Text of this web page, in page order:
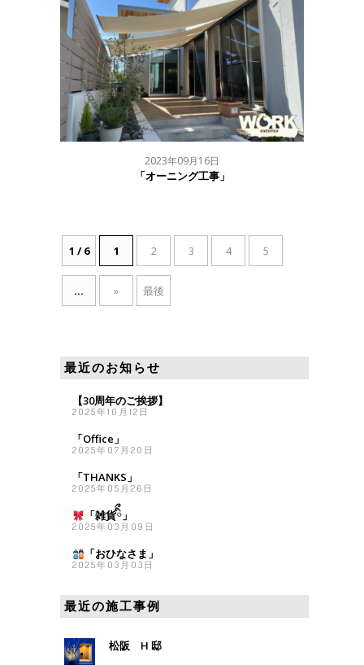
2023年09月16日
「オーニング工事」
1 / 6 1 2 3 4 5
... »
最後
最近のお知らせ
【30周年のご挨拶】
2025年10月12日
「Office」
2025年07月20日
「THANKS」
2025年05月26日
「雑貨ིྀ」
2025年03月09日
「おひなさま 」
2025年03月03日
最近の施工事例
松阪 H 邸